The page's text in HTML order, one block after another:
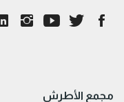
مجمع الأطرش